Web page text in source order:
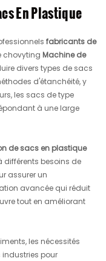
En Plastique
fabricants de
chovyting Machine de
divers types de sacs
d'étanchéité, y
les sacs de type
à une large
de sacs en plastique
différents besoins de
assurer un
avancée qui réduit
tout en améliorant
les nécessités
pour